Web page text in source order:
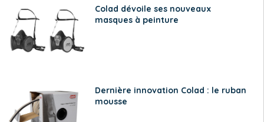
Colad dévoile ses nouveaux
masques à peinture
Dernière innovation Colad : le ruban
mousse